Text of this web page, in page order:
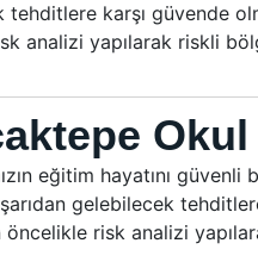
karşı güvende
analizi yapılarak riskli
eğitim hayatını
gelebilecek
öncelikle risk analizi